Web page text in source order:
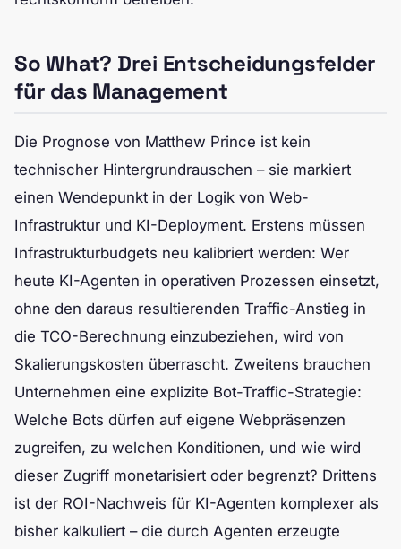
So What? Drei Entscheidungsfelder
für das Management
Die Prognose von Matthew Prince ist kein
technischer Hintergrundrauschen – sie markiert
einen Wendepunkt in der Logik von Web-
Infrastruktur und KI-Deployment. Erstens müssen
Infrastrukturbudgets neu kalibriert werden: Wer
heute KI-Agenten in operativen Prozessen einsetzt,
ohne den daraus resultierenden Traffic-Anstieg in
die TCO-Berechnung einzubeziehen, wird von
Skalierungskosten überrascht. Zweitens brauchen
Unternehmen eine explizite Bot-Traffic-Strategie:
Welche Bots dürfen auf eigene Webpräsenzen
zugreifen, zu welchen Konditionen, und wie wird
dieser Zugriff monetarisiert oder begrenzt? Drittens
ist der ROI-Nachweis für KI-Agenten komplexer als
bisher kalkuliert – die durch Agenten erzeugte